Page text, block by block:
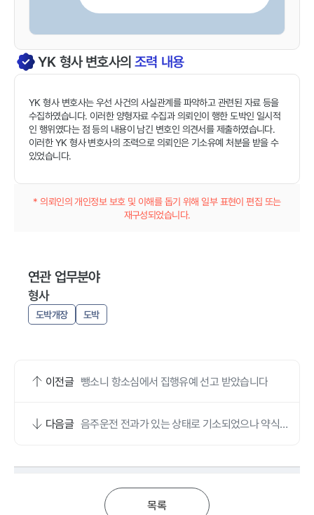
YK형사변호사의조력 내용
YK 형사 변호사는 우선 사건의 사실관계를 파악하고 관련된 자료 등을
수집하였습니다. 이러한 양형자료 수집과 의뢰인이 행한 도박인 일시적
인 행위였다는 점 등의 내용이 남긴 변호인 의견서를 제출하였습니다.
이러한 YK 형사 변호사의 조력으로 의뢰인은 기소유예 처분을 받을 수
있었습니다.
* 의뢰인의 개인정보 보호 및 이해를 돕기 위해 일부 표현이 편집 또는
재구성되었습니다.
연관 업무분야
형사
도박개장 도박
이전글 뺑소니 항소심에서 집행유예 선고 받았습니다
다음글 음주운전 전과가 있는 상태로 기소되었으나 약식명
목록